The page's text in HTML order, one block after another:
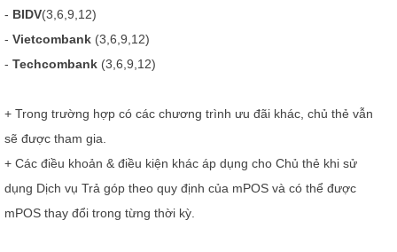
- BIDV(3,6,9,12)
- Vietcombank (3,6,9,12)
- Techcombank (3,6,9,12)
+ Trong trường hợp có các chương trình ưu đãi khác, chủ thẻ vẫn
sẽ được tham gia.
+ Các điều khoản & điều kiện khác áp dụng cho Chủ thẻ khi sử
dụng Dịch vụ Trả góp theo quy định của mPOS và có thể được
mPOS thay đổi trong từng thời kỳ.